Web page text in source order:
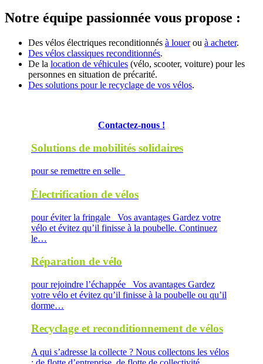
Notre équipe passionnée vous propose :
Des vélos électriques reconditionnés à louerou à acheter.
Des vélos classiques reconditionnés.
De la location de véhicules (vélo, scooter, voiture) pour les
personnes en situation de précarité.
Des solutions pour le recyclage de vos vélos.
Contactez-nous !
Solutions de mobilités solidaires
pour se remettre en selle
Électrification de vélos
pour éviter la fringale Vos avantages Gardez votre
vélo et évitez qu’il finisse à la poubelle. Continuez
le…
Réparation de vélo
pour rejoindre l’échappée Vos avantages Gardez
votre vélo et évitez qu’il finisse à la poubelle ou qu’il
dorme…
Recyclage et reconditionnement de vélos
A qui s’adresse la collecte ? Nous collectons les vélos